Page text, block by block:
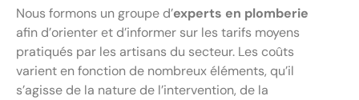
Nous formons un groupe d’experts en plomberie
afin d’orienter et d’informer sur les tarifs moyens
pratiqués par les artisans du secteur. Les coûts
varient en fonction de nombreux éléments, qu’il
s’agisse de la nature de l’intervention, de la